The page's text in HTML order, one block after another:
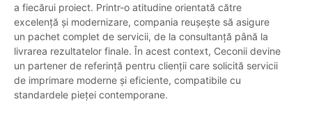
a fiecărui proiect. Printr-o atitudine orientată către
excelență și modernizare, compania reușește să asigure
un pachet complet de servicii, de la consultanță până la
livrarea rezultatelor finale. În acest context, Ceconii devine
un partener de referință pentru clienții care solicită servicii
de imprimare moderne și eficiente, compatibile cu
standardele pieței contemporane.